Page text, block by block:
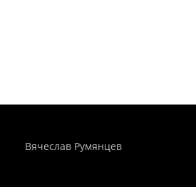
Вячеслав Румянцев